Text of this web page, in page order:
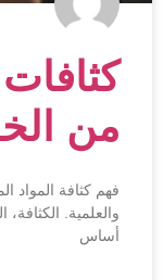
من
فهم كثافة المواد
والعلمية.
أساس